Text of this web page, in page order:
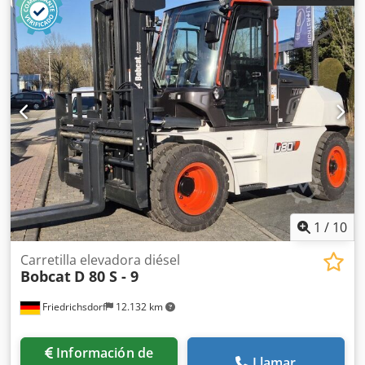
excavación en la pluma (pluma estándar y larga)
13200/15800 Nm Fuerza de excavación de la cuchara
22200 Nm Fuerza de tracción 30200 Nm Sistema de
rotación Giro de la pluma a la izquierda 60 Giro de la
pluma a la derecha 60 Velocidad de rotación 9,3 rpm
Volumen del fluido Capacidad del depósito de combustible
34,6 l
1 / 10
Friedrichsdorf 12.132 km
Carretilla elevadora diésel
Bobcat D 80 S - 9
Información de